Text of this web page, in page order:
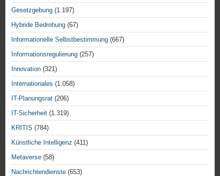
Gesetzgebung (1.197)
Hybride Bedrohung (67)
Informationelle Selbstbestimmung (667)
Informationsregulierung (257)
Innovation (321)
Internationales (1.058)
IT-Planungsrat (206)
IT-Sicherheit (1.319)
KRITIS (784)
Künstliche Intelligenz (411)
Metaverse (58)
Nachrichtendienste (653)